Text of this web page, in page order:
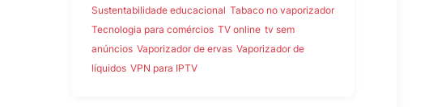
Sustentabilidade educacional Tabaco no vaporizador
Tecnologia para comércios TV online tv sem
anúncios Vaporizador de ervas Vaporizador de
líquidos VPN para IPTV